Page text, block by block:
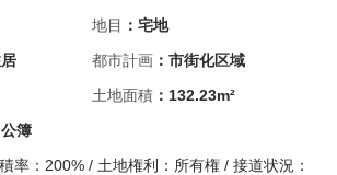
地目 ：宅地
都市計画 ：市街化区域
土地面積 ：132.23m²
公簿
率：200% / 土地権利：所有権 / 接道状況：